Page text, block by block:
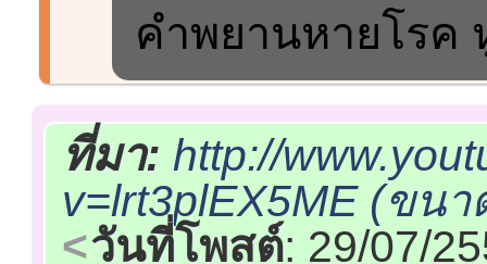
คำพยานหายโรค
ที่มา: http://
v=lrt3plEX5ME (ขน
วันที่โพสต์: 29/07/